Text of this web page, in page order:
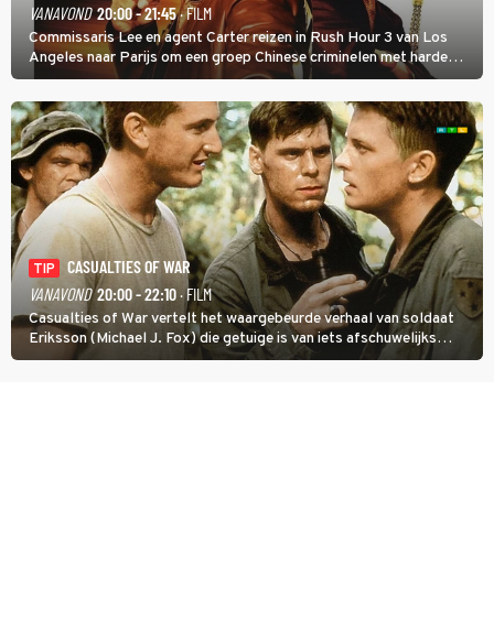
VANAVOND 20:00 - 21:45· FILM
Commissaris Lee en agent Carter reizen in Rush Hour 3 van Los
Angeles naar Parijs om een groep Chinese criminelen met harde
hand aan te pakken.
TIP
CASUALTIES OF WAR
VANAVOND 20:00 - 22:10· FILM
Casualties of War vertelt het waargebeurde verhaal van soldaat
Eriksson (Michael J. Fox) die getuige is van iets afschuwelijks
tijdens de Vietnamoorlog. Hij besluit uit de school te klappen.